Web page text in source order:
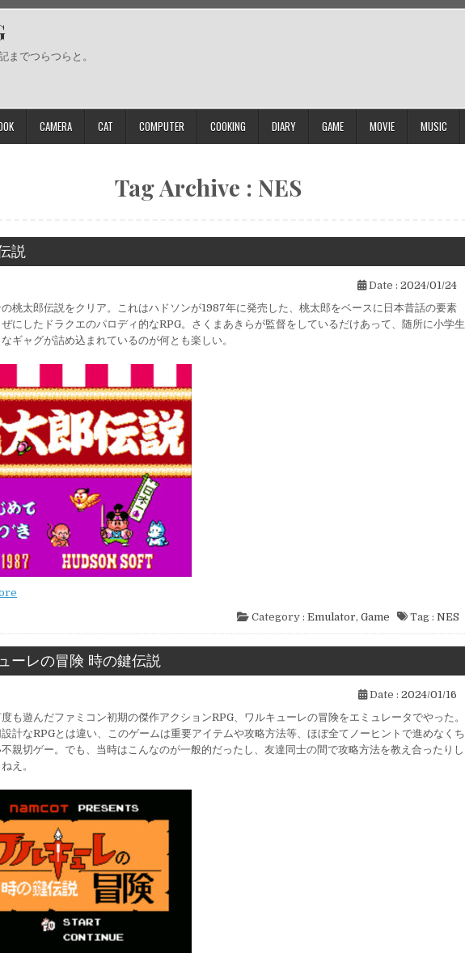
までつらつらと。
CAMERA CAT COMPUTER COOKING DIARY GAME MOVIE MUSIC
Tag Archive : NES
説
Date : 2024/01/24
桃太郎伝説をクリア。これはハドソンが1987年に発売した、桃太郎をベースに日本昔話の要素
にしたドラクエのパロディ的なRPG。さくまあきらが監督をしているだけあって、随所に小学生
ギャグが詰め込まれているのが何とも楽しい。
Category : Emulator, Game Tag : NES
ーレの冒険 時の鍵伝説
Date : 2024/01/16
も遊んだファミコン初期の傑作アクションRPG、ワルキューレの冒険をエミュレータでやった。
計なRPGとは違い、このゲームは重要アイテムや攻略方法等、ほぼ全てノーヒントで進めなくち
親切ゲー。でも、当時はこんなのが一般的だったし、友達同士の間で攻略方法を教え合ったりし
え。